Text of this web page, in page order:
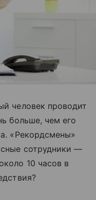
человек проводит
больше, чем его
«Рекордсмены»
сотрудники —
10 часов в